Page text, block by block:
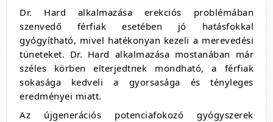
Dr. Hard alkalmazása erekciós problémában
szenvedő férfiak esetében jó hatásfokkal
gyógyítható, mivel hatékonyan kezeli a merevedési
tüneteket. Dr. Hard alkalmazása mostanában már
széles körben elterjedtnek mondható, a férfiak
sokasága kedveli a gyorsasága és tényleges
eredményei miatt.
Az újgenerációs potenciafokozó gyógyszerek